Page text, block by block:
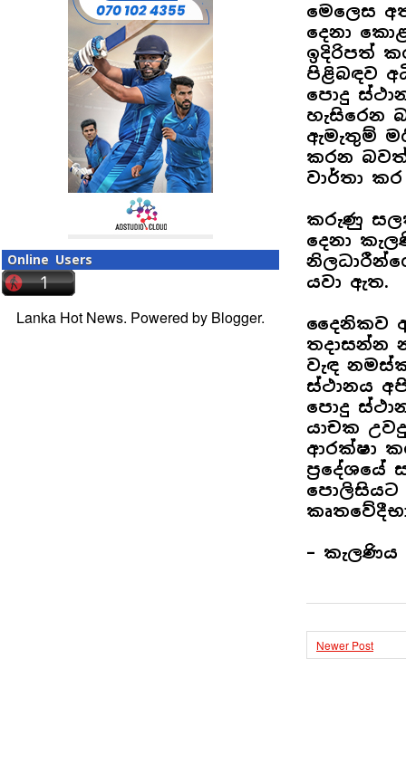
Online Users
Lanka Hot News. Powered by Blogger.
මෙලෙස
දෙනා
ඉදිරිපත්
පිළිබඳව
පොදු
හැසිරෙන
ඇමැතුම්
කරන
වාර්තා
කරුණු
දෙනා
යවා ඇත.
දෛනිකව
තදාසන්න
වැඳ
ස්ථානය
පොදු
යාචක
ආරක්ෂා
ප්‍රදේශයේ
– කැලණිය
Newer Post